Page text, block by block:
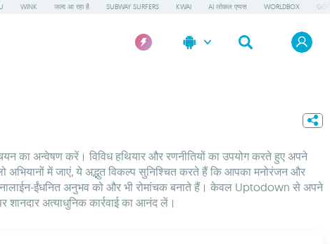
WINK जल्द आ रहा है SUBWAY SURFERS KWAI AI लोकल एप्पस WORLDBOX
का अन्वेषण करें। विविध हथियार और रणनीतियों का उपयोग करते हुए अपने
अभियानों में जाएं, ये अद्भुत विकल्प सुनिश्चित करते हैं कि आपका मनोरंजन और
ईंधनित अनुभव को और भी रोमांचक बनाते हैं। केवल Uptodown से अपने
शानदार अत्याधुनिक कार्रवाई का आनंद लें।